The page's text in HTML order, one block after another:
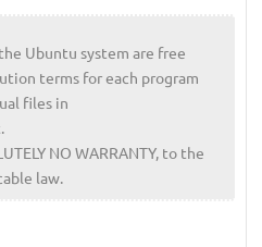
Ubuntu system are free
terms for each program
files in
NO WARRANTY, to the
law.